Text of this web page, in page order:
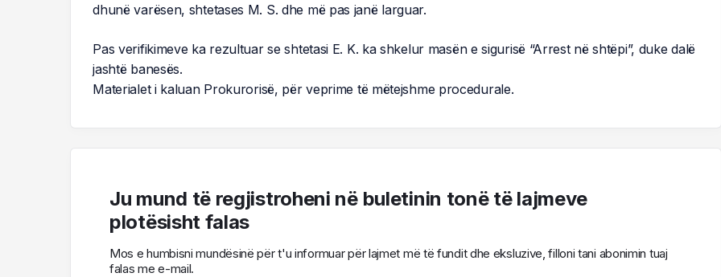
dhunë varësen, shtetases M. S. dhe më pas janë larguar.
Pas verifikimeve ka rezultuar se shtetasi E. K. ka shkelur masën e sigurisë “Arrest në shtëpi”, duke dalë
jashtë banesës.
Materialet i kaluan Prokurorisë, për veprime të mëtejshme procedurale.
Ju mund të regjistroheni në buletinin tonë të lajmeve
plotësisht falas
Mos e humbisni mundësinë për t'u informuar për lajmet më të fundit dhe eksluzive, filloni tani abonimin tuaj
falas me e-mail.